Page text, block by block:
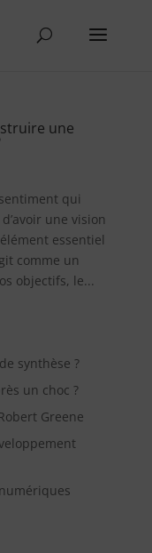
une
qui
une vision
essentiel
comme un
objectifs, le...
synthèse ?
un choc ?
Greene